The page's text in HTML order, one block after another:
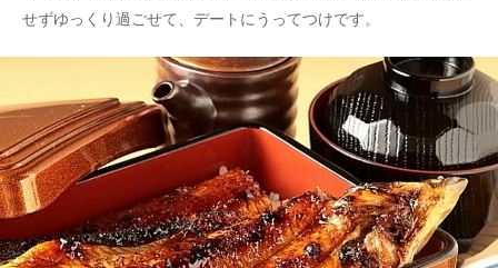
せずゆっくり過ごせて、デートにうってつけです。